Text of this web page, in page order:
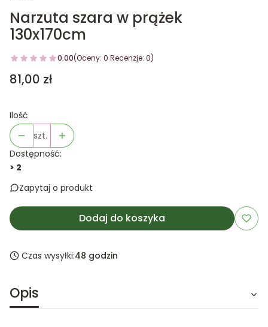
Narzuta szara w prążek
130x170cm
0.00(Oceny: 0 Recenzje: 0)
Cena
81,00 zł
Ilość
szt.
Dostępność:
> 2
Zapytaj o produkt
Dodaj do koszyka
Czas wysyłki:48 godzin
Opis